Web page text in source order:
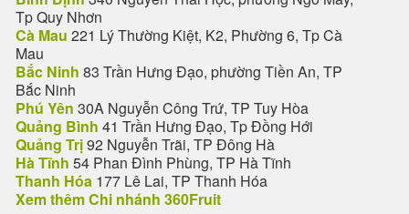
Tp Quy Nhơn
Cà Mau 221 Lý Thường Kiệt, K2, Phường 6, Tp Cà
Mau
Bắc Ninh 83 Trần Hưng Đạo, phường Tiền An, TP
Bắc Ninh
Phú Yên 30A Nguyễn Công Trứ, TP Tuy Hòa
Quảng Bình 41 Trần Hưng Đạo, Tp Đồng Hới
Quảng Trị92 Nguyễn Trãi, TP Đông Hà
Hà Tĩnh 54 Phan Đình Phùng, TP Hà Tĩnh
Thanh Hóa 177 Lê Lai, TP Thanh Hóa
Xem thêm Chi nhánh 360Fruit